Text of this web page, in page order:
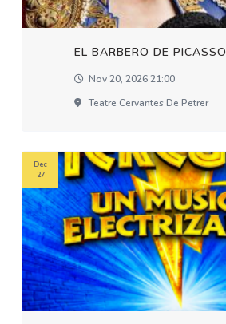
EL BARBERO DE PICASSO
Nov 20, 2026 21:00
Teatre Cervantes De Petrer
Dec
27